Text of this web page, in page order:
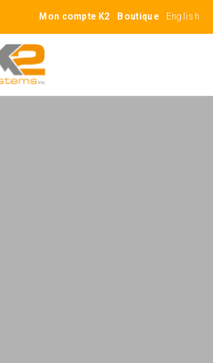
Mon compte K2 Boutique English